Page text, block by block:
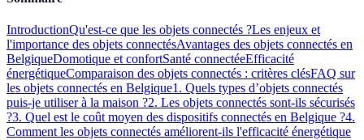
IntroductionQu'est-ce que les objets connectés ?Les enjeux et
l'importance des objets connectésAvantages des objets connectés en
BelgiqueDomotique et confortSanté connectéeEfficacité
énergétiqueComparaison des objets connectés : critères clésFAQ sur
les objets connectés en Belgique1. Quels types d’objets connectés
puis-je utiliser à la maison ?2. Les objets connectés sont-ils sécurisés
?3. Quel est le coût moyen des dispositifs connectés en Belgique ?4.
Comment les objets connectés améliorent-ils l'efficacité énergétique